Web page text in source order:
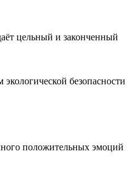
цельный и законченный
безопасности
положительных эмоций